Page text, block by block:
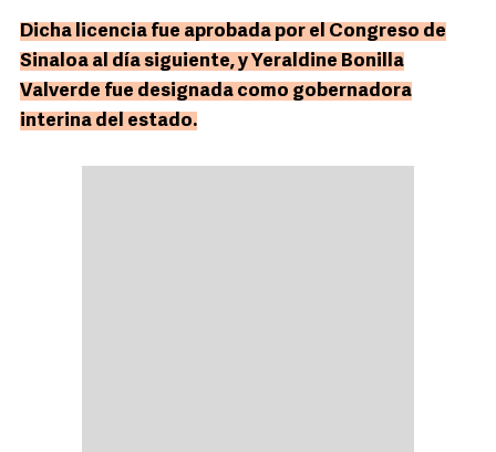
Dicha licencia fue aprobada por el Congreso de
Sinaloa al día siguiente, y Yeraldine Bonilla
Valverde fue designada como gobernadora
interina del estado.